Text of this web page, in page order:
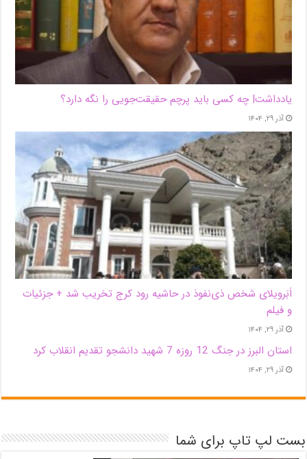
یادداشت| ‌چه کسی باید پرچم حقیقت‌جویی را نگه دارد؟
آذر ۲۹, ۱۴۰۴
اَبَر‌ویلای شخص ذی‌نفوذ در حاشیه‌ رود کرج تخریب شد + جزئیات
و فیلم
آذر ۲۹, ۱۴۰۴
استان البرز در جنگ 12 روزه 7 شهید دانشجو تقدیم انقلاب کرد
آذر ۲۹, ۱۴۰۴
بست لپ تاپ برای شما